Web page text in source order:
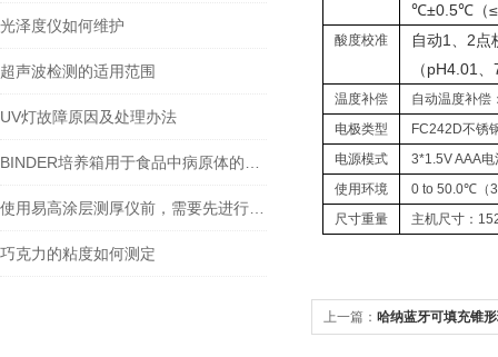
光泽度仪如何维护
超声波检测的适用范围
UV灯故障原因及处理办法
巧克力的粘度如何测定
℃±0.5℃（
酸度校准
自动1、2点
（pH4.01
温度补偿
自动温度补
电极类型
FC242D不锈
电源模式
3*1.5V AAA
使用环境
0 to 50.0℃（
尺寸重量
主机尺寸：
上一篇： 哈纳蓝牙可填充锥